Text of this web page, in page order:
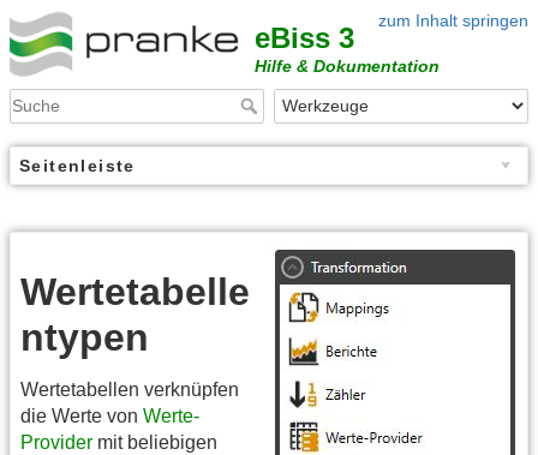
zum Inhalt springen
eBiss 3
Hilfe & Dokumentation
Seitenleiste
Wertetabelle
ntypen
Wertetabellen verknüpfen
die Werte von Werte-
Provider mit beliebigen